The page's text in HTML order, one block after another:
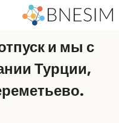
и мы с
Турции,